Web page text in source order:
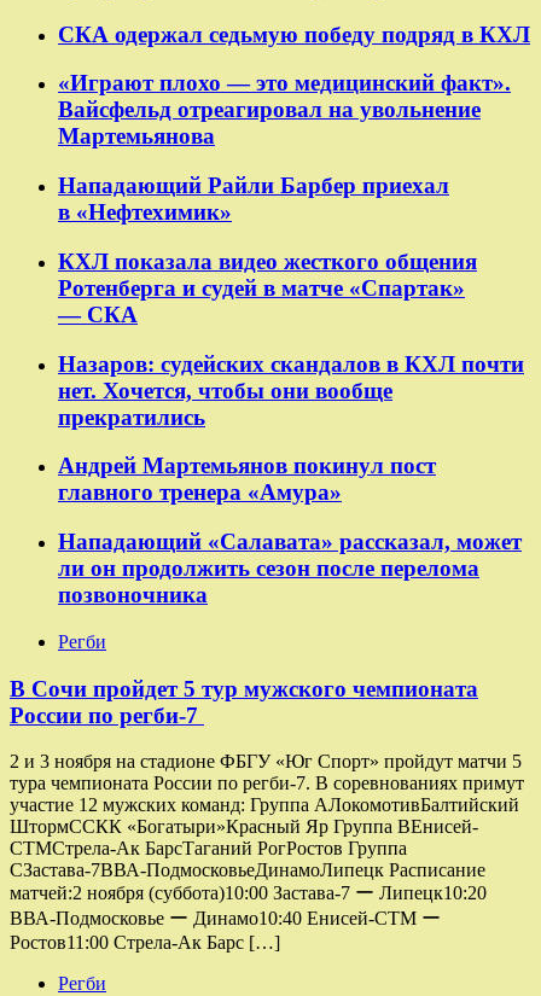
СКА одержал седьмую победу подряд в КХЛ
«Играют плохо — это медицинский факт».
Вайсфельд отреагировал на увольнение
Мартемьянова
Нападающий Райли Барбер приехал
в «Нефтехимик»
КХЛ показала видео жесткого общения
Ротенберга и судей в матче «Спартак»
— СКА
Назаров: судейских скандалов в КХЛ почти
нет. Хочется, чтобы они вообще
прекратились
Андрей Мартемьянов покинул пост
главного тренера «Амура»
Нападающий «Салавата» рассказал, может
ли он продолжить сезон после перелома
позвоночника
Регби
В Сочи пройдет 5 тур мужского чемпионата
России по регби-7
2 и 3 ноября на стадионе ФБГУ «Юг Спорт» пройдут матчи 5
тура чемпионата России по регби-7. В соревнованиях примут
участие 12 мужских команд: Группа AЛокомотивБалтийский
ШтормССКК «Богатыри»Красный Яр Группа ВЕнисей-
СТМСтрела-Ак БарсТаганий РогРостов Группа
СЗастава-7ВВА-ПодмосковьеДинамоЛипецк Расписание
матчей:2 ноября (суббота)10:00 Застава-7 ー Липецк10:20
ВВА-Подмосковье ー Динамо10:40 Енисей-СТМ ー
Ростов11:00 Стрела-Ак Барс […]
Регби